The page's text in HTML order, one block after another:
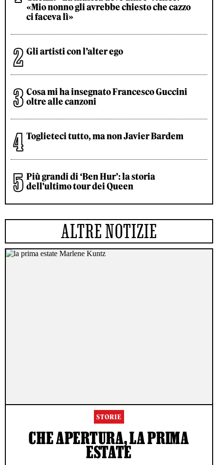
«Mio nonno gli avrebbe chiesto che cazzo
ci faceva lì»
Gli artisti con l’alter ego
Cosa mi ha insegnato Francesco Guccini
oltre alle canzoni
Toglieteci tutto, ma non Javier Bardem
Più grandi di ‘Ben Hur’: la storia
dell'ultimo tour dei Queen
ALTRE NOTIZIE
STORIE
CHE APERTURA, LA PRIMA
ESTATE